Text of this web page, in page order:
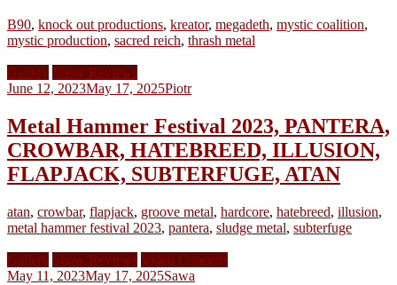
B90, knock out productions, kreator, megadeth, mystic coalition,
mystic production, sacred reich, thrash metal
Gallery Show Reviews
June 12, 2023May 17, 2025Piotr
Metal Hammer Festival 2023, PANTERA,
CROWBAR, HATEBREED, ILLUSION,
FLAPJACK, SUBTERFUGE, ATAN
atan, crowbar, flapjack, groove metal, hardcore, hatebreed, illusion,
metal hammer festival 2023, pantera, sludge metal, subterfuge
Gallery Show Reviews Video Concerts
May 11, 2023May 17, 2025Sawa